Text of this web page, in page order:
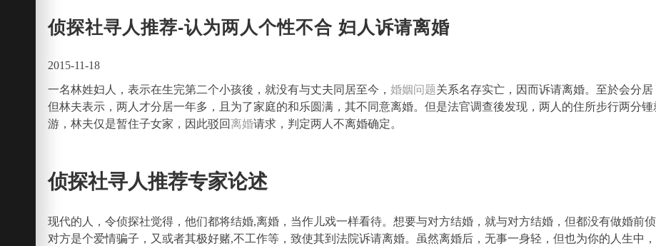
侦探社寻人推荐-认为两人个性不合 妇人诉请离婚
2015-11-18
一名林姓妇人，表示在生完第二个小孩後，就没有与丈夫同居至今，婚姻问题关系名存实亡，因而诉请离婚。至於会分
但林夫表示，两人才分居一年多，且为了家庭的和乐圆满，其不同意离婚。但是法官调查後发现，两人的住所步行两分
游，林夫仅是暂住子女家，因此驳回 离婚请求，判定两人不离婚确定。
侦探社寻人推荐专家论述
现代的人，令侦探社觉得，他们都将结婚,离婚，当作儿戏一样看待。想要与对方结婚，就与对方结婚，但都没有做婚前
对方是个爱情骗子，又或者其极好赌,不工作等，致使其到法院诉请离婚。虽然离婚后，无事一身轻，但也为你的人生中